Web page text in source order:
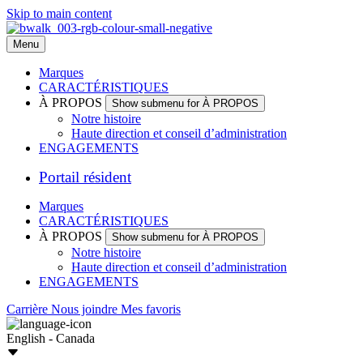
Skip to main content
Menu
Marques
CARACTÉRISTIQUES
À PROPOS
Show submenu for À PROPOS
Notre histoire
Haute direction et conseil d’administration
ENGAGEMENTS
Portail résident
Marques
CARACTÉRISTIQUES
À PROPOS
Show submenu for À PROPOS
Notre histoire
Haute direction et conseil d’administration
ENGAGEMENTS
Carrière Nous joindre Mes favoris
English - Canada